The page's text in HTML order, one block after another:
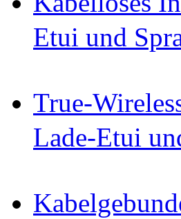
Etui und
True-
Lade-Etui